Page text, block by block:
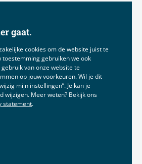
gaat.
cookies om de website juist te
toestemming gebruiken we ook
van onze website te
op jouw voorkeuren. Wil je dit
mijn instellingen”. Je kan je
wijzigen. Meer weten? Bekijk ons
statement.